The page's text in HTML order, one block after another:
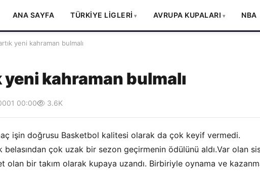
ANA SAYFA TÜRKİYE LİGLERİ AVRUPA KUPALARI NBA
yeni kahraman bulmalı
kahraman bulmalı
00:00 3.6K
işin doğrusu Basketbol kalitesi olarak da çok keyif vermedi.
belasından çok uzak bir sezon geçirmenin ödülünü aldı.Var olan
olan bir takım olarak kupaya uzandı. Birbiriyle oynama ve kazanma